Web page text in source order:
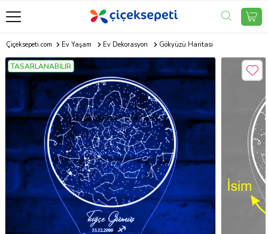
Çiçeksepeti.com Ev Yaşam Ev Dekorasyon Gökyüzü Haritası
TASARLANABİLİR